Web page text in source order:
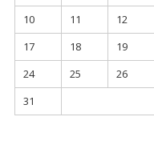
10
11 12
17
18 19
24
25 26
31